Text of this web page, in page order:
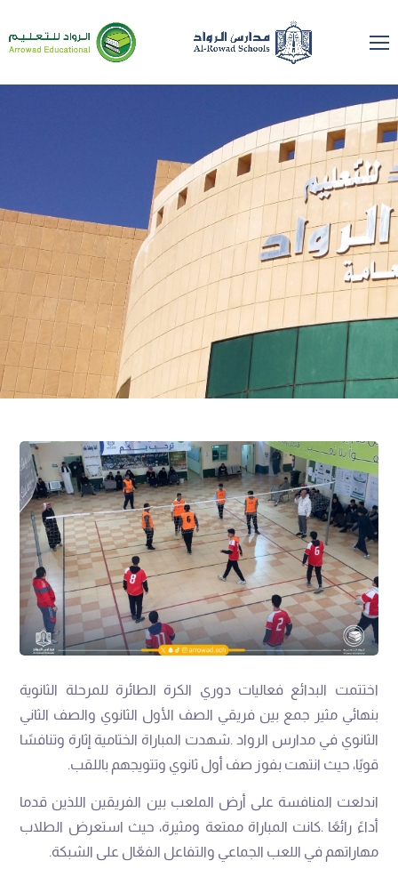
‬قويًا،‭ ‬حيث‭ ‬انتهت‭ ‬بفوز‭ ‬صف‭ ‬أول‭ ‬ثانوي‭ ‬وتتويجهم‭ ‬باللقب‭.‬
‬مهاراتهم‭ ‬في‭ ‬اللعب‭ ‬الجماعي‭ ‬والتفاعل‭ ‬الفعّال‭ ‬على‭ ‬الشبكة‭.‬